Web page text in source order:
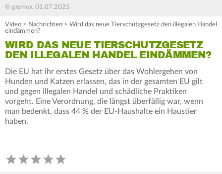
© glomex, 01.07.2025
Video > Nachrichten > Wird das neue Tierschutzgesetz den illegalen Handel
eindämmen?
WIRD DAS NEUE TIERSCHUTZGESETZ
DEN ILLEGALEN HANDEL EINDÄMMEN?
Die EU hat ihr erstes Gesetz über das Wohlergehen von
Hunden und Katzen erlassen, das in der gesamten EU gilt
und gegen illegalen Handel und schädliche Praktiken
vorgeht. Eine Verordnung, die längst überfällig war, wenn
man bedenkt, dass 44 % der EU-Haushalte ein Haustier
haben.